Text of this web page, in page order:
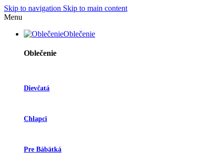
Skip to navigation Skip to main content
Menu
Oblečenie
Oblečenie
Dievčatá
Chlapci
Pre Bábätká